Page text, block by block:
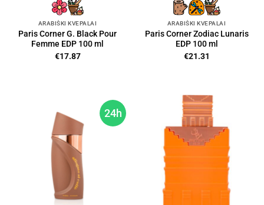
ARABIŠKI KVEPALAI
Paris Corner G. Black Pour
Femme EDP 100 ml
€17.87
ARABIŠKI KVEPALAI
Paris Corner Zodiac Lunaris
EDP 100 ml
€21.31
24h